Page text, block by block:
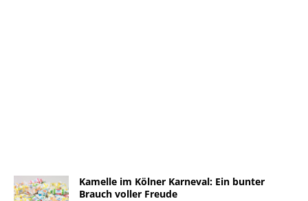
Kamelle im Kölner Karneval: Ein bunter
Brauch voller Freude